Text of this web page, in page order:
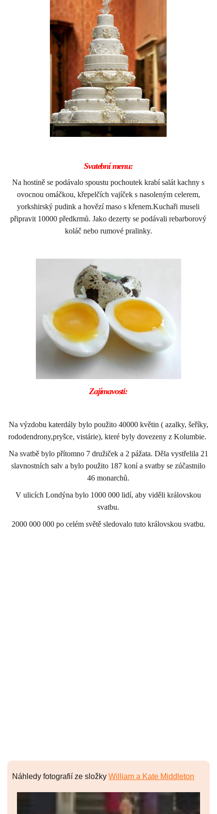
Svatební menu:
Na hostině se podávalo spoustu pochoutek krabí salát kachny s
ovocnou omáčkou, křepelčích vajíček s nasoleným celerem,
yorkshirský pudink a hovězí maso s křenem.Kuchaři museli
připravit 10000 předkrmů. Jako dezerty se podávali rebarborový
koláč nebo rumové pralinky.
Zajímavosti:
Na výzdobu katerdály bylo použito 40000 květin ( azalky, šeříky,
rododendrony,pryšce, vistárie), které byly dovezeny z Kolumbie.
Na svatbě bylo přítomno 7 družiček a 2 pážata. Děla vystřelila 21
slavnostních salv a bylo použito 187 koní a svatby se zúčastnilo
46 monarchů.
V ulicích Londýna bylo 1000 000 lidí, aby viděli královskou
svatbu.
2000 000 000 po celém světě sledovalo tuto královskou svatbu.
Náhledy fotografií ze složky William a Kate Middleton